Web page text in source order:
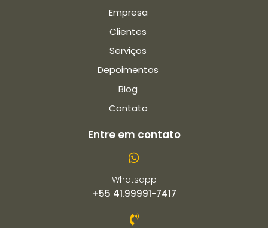
Empresa
Clientes
Serviços
Depoimentos
Blog
Contato
Entre em contato
Whatsapp
+55 41.99991-7417